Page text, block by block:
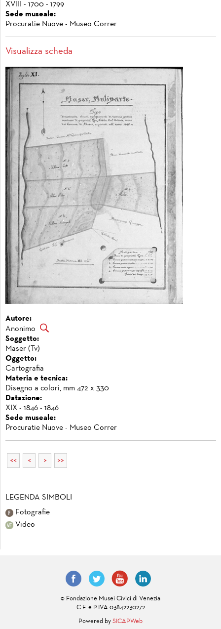
XVIII - 1700 - 1799
Sede museale:
Procuratie Nuove - Museo Correr
Visualizza scheda
Autore:
Anonimo
Soggetto:
Maser (Tv)
Oggetto:
Cartografia
Materia e tecnica:
Disegno a colori, mm 472 x 330
Datazione:
XIX - 1846 - 1846
Sede museale:
Procuratie Nuove - Museo Correr
<< < > >>
LEGENDA SIMBOLI
Fotografie
Video
© Fondazione Musei Civici di Venezia
C.F. e P.IVA 03842230272
Powered by SICAPWeb